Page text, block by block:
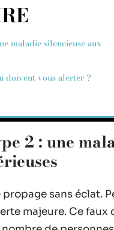
maladie silencieuse aux
doivent vous alerter ?
2 : une
propage sans éclat.
majeure. Ce